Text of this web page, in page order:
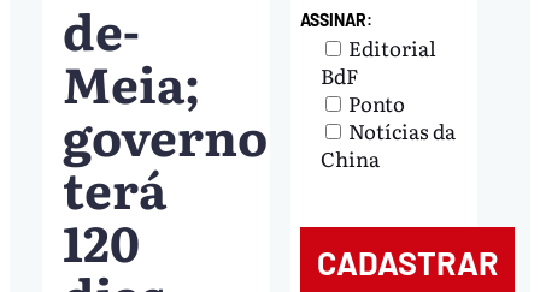
de-
Meia;
governo
terá
120
ASSINAR:
Editorial
BdF
Ponto
Notícias da
China